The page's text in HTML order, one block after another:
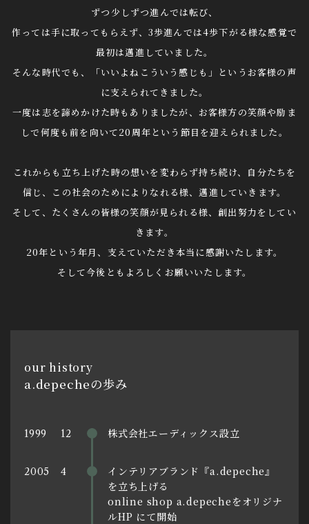
ずつ少しずつ進んでは転び、
作っては手に取ってもらえず、3歩進んでは4歩下がる様な感覚で
最初は邁進していました。
そんな時代でも、「いいよねこういう感じも」というお客様の声
に支えられてきました。
一度は志を諦めかけた時もありましたが、お客様方の笑顔や励ま
しで何度も前を向いて20周年という節目を迎えられました。
これからも立ち上げた時の想いを変わらず持ち続け、自分たちを
信じ、この社会のためによりなれる様、邁進していきます。
そして、たくさんの皆様の笑顔が見られる様、創出努力をしてい
きます。
20年という年月、支えていただき本当に感謝いたします。
そして今後ともよろしくお願いいたします。
our history
a.depecheの歩み
1999 12 株式会社エーディックス設立
2005 4
インテリアブランド『a.depeche』
を立ち上げる
online shop a.depecheをオリジナ
ルHP にて開始